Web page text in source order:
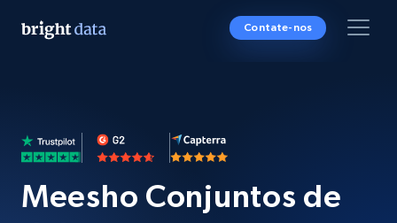
Contate-nos
Meesho Conjuntos de